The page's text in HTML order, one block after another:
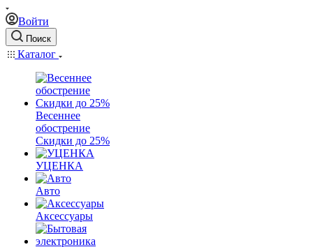
Войти
Поиск
Каталог
Весеннее
обострение
Скидки до 25%
УЦЕНКА
Авто
Аксессуары